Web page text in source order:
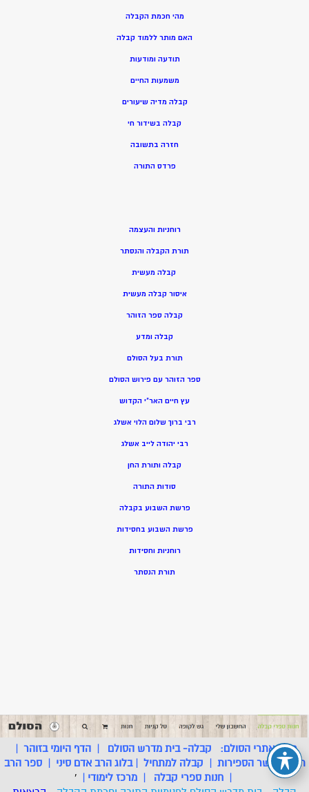
מהי חכמת הקבלה
האם מותר ללמוד קבלה
תודעה ומודעות
משמעות החיים
קבלה מדיה שיעורים
קבלה בשידור חי
חזרה בתשובה
פרדס התורה
רוחניות והעצמה
תורת הקבלה והנסתר
קבלה מעשית
איסור קבלה מעשית
קבלה ספר הזוהר
קבלה ומדע
תורת בעל הסולם
ספר הזוהר עם פירוש הסולם
עץ חיים האר”י הקדוש
רבי ברוך שלום הלוי אשלג
רבי יהודה לייב אשלג
קבלה ותורת החן
סודות התורה
פרשת השבוע בקבלה
פרשת השבוע בחסידות
רוחניות וחסידות
תורת הנסתר
רשת אתרי הסולם: קבלה- בית מדרש הסולם |הדף היומי בזוהר |
תלמוד עשר הספירות | קבלה למתחיל |בלוג הרב אדם סיני |ספר הרב
| חנות ספרי קבלה | מרכז לימודי |
'